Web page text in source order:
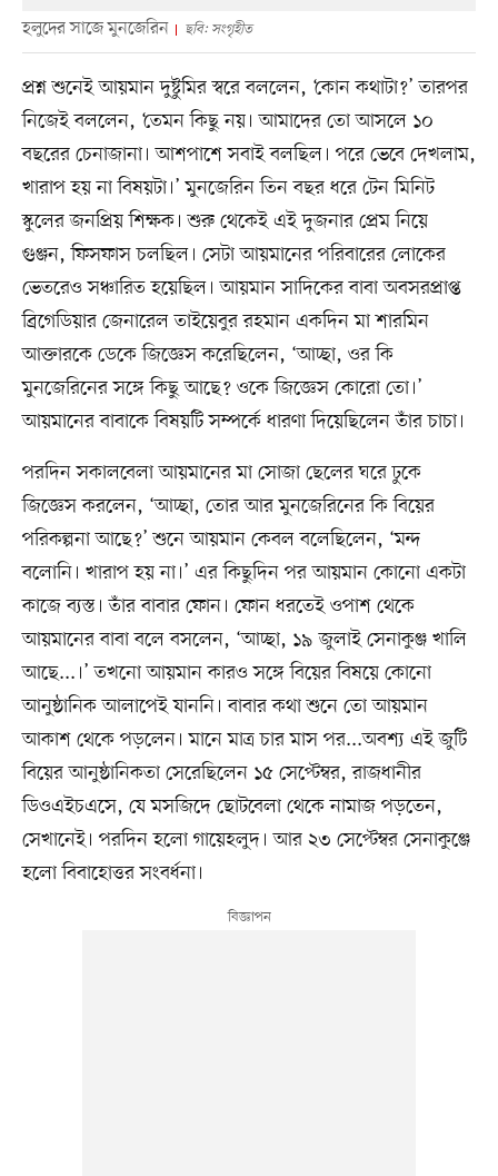
হলুদের সাজে মুনজেরিন ছবি: সংগৃহীত
প্রশ্ন শুনেই আয়মান দুষ্টুমির স্বরে বললেন, ‘কোন কথাটা?’ তারপর
নিজেই বললেন, ‘তেমন কিছু নয়। আমাদের তো আসলে ১০
বছরের চেনাজানা। আশপাশে সবাই বলছিল। পরে ভেবে দেখলাম,
খারাপ হয় না বিষয়টা।’ মুনজেরিন তিন বছর ধরে টেন মিনিট
স্কুলের জনপ্রিয় শিক্ষক। শুরু থেকেই এই দুজনার প্রেম নিয়ে
গুঞ্জন, ফিসফাস চলছিল। সেটা আয়মানের পরিবারের লোকের
ভেতরেও সঞ্চারিত হয়েছিল। আয়মান সাদিকের বাবা অবসরপ্রাপ্ত
ব্রিগেডিয়ার জেনারেল তাইয়েবুর রহমান একদিন মা শারমিন
আক্তারকে ডেকে জিজ্ঞেস করেছিলেন, ‘আচ্ছা, ওর কি
মুনজেরিনের সঙ্গে কিছু আছে? ওকে জিজ্ঞেস কোরো তো।’
আয়মানের বাবাকে বিষয়টি সম্পর্কে ধারণা দিয়েছিলেন তাঁর চাচা।
পরদিন সকালবেলা আয়মানের মা সোজা ছেলের ঘরে ঢুকে
জিজ্ঞেস করলেন, ‘আচ্ছা, তোর আর মুনজেরিনের কি বিয়ের
পরিকল্পনা আছে?’ শুনে আয়মান কেবল বলেছিলেন, ‘মন্দ
বলোনি। খারাপ হয় না।’ এর কিছুদিন পর আয়মান কোনো একটা
কাজে ব্যস্ত। তাঁর বাবার ফোন। ফোন ধরতেই ওপাশ থেকে
আয়মানের বাবা বলে বসলেন, ‘আচ্ছা, ১৯ জুলাই সেনাকুঞ্জ খালি
আছে...।’ তখনো আয়মান কারও সঙ্গে বিয়ের বিষয়ে কোনো
আনুষ্ঠানিক আলাপেই যাননি। বাবার কথা শুনে তো আয়মান
আকাশ থেকে পড়লেন। মানে মাত্র চার মাস পর...অবশ্য এই জুটি
বিয়ের আনুষ্ঠানিকতা সেরেছিলেন ১৫ সেপ্টেম্বর, রাজধানীর
ডিওএইচএসে, যে মসজিদে ছোটবেলা থেকে নামাজ পড়তেন,
সেখানেই। পরদিন হলো গায়েহলুদ। আর ২৩ সেপ্টেম্বর সেনাকুঞ্জে
হলো বিবাহোত্তর সংবর্ধনা।